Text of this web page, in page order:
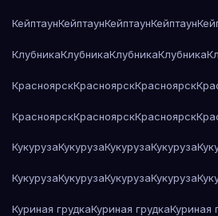
КейптаунКейптаунКейптаунКейптаун
КлубникаКлубникаКлубникаКлубника
КрасноярскКрасноярскКрасноярск
КрасноярскКрасноярскКрасноярск
КукурузаКукурузаКукурузаКукуруза
КукурузаКукурузаКукурузаКукуруза
Куриная грудкаКуриная грудкаКуриная